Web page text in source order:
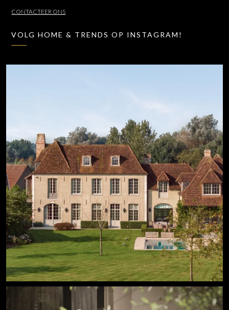
CONTACTEER ONS
VOLG HOME & TRENDS OP INSTAGRAM!